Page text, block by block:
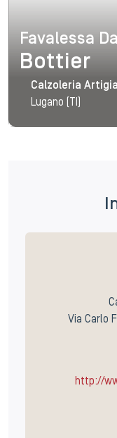
Favalessa
Bottier
Calzoleria
Lugano (TI)
Via Carlo
http://